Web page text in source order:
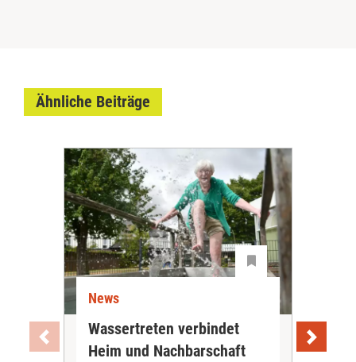
Ähnliche Beiträge
News
Wassertreten verbindet
Heim und Nachbarschaft